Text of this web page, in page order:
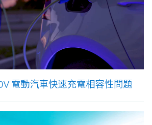
電動汽車快速充電相容性問題